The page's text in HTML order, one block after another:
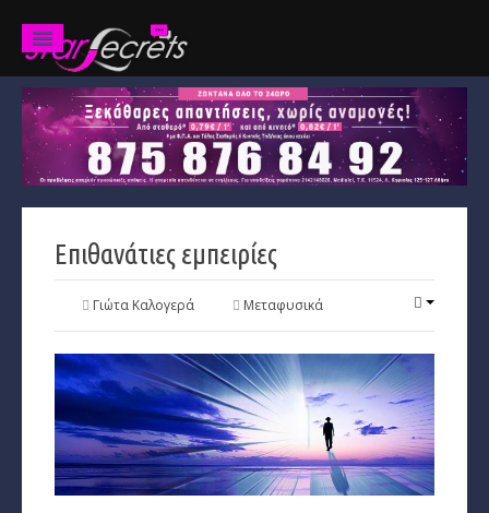
Προβλέψεις
Χαρακτηριστικά
Καρκίνος
Επιθανάτιες εμπειρίες
Γιώτα Καλογερά Μεταφυσικά